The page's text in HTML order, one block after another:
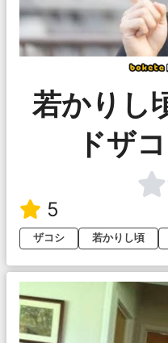
若かりし
ドザ
5
ザコシ
若かりし頃